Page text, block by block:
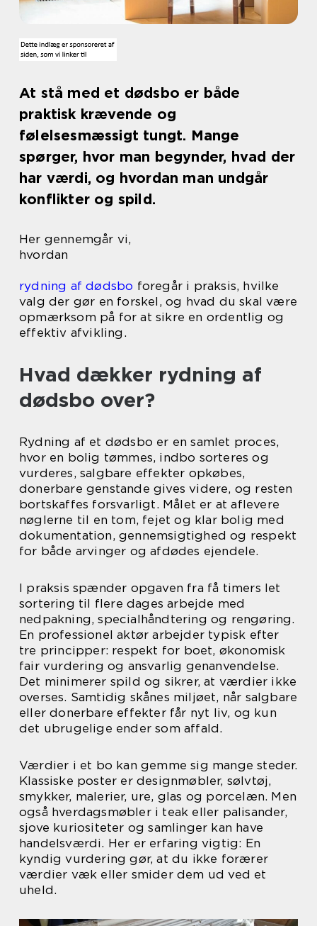
At stå med et dødsbo er både
praktisk krævende og
følelsesmæssigt tungt. Mange
spørger, hvor man begynder, hvad der
har værdi, og hvordan man undgår
konflikter og spild.
Her gennemgår vi,
hvordan
rydning af dødsbo foregår i praksis, hvilke
valg der gør en forskel, og hvad du skal være
opmærksom på for at sikre en ordentlig og
effektiv afvikling.
Hvad dækker rydning af
dødsbo over?
Rydning af et dødsbo er en samlet proces,
hvor en bolig tømmes, indbo sorteres og
vurderes, salgbare effekter opkøbes,
donerbare genstande gives videre, og resten
bortskaffes forsvarligt. Målet er at aflevere
nøglerne til en tom, fejet og klar bolig med
dokumentation, gennemsigtighed og respekt
for både arvinger og afdødes ejendele.
I praksis spænder opgaven fra få timers let
sortering til flere dages arbejde med
nedpakning, specialhåndtering og rengøring.
En professionel aktør arbejder typisk efter
tre principper: respekt for boet, økonomisk
fair vurdering og ansvarlig genanvendelse.
Det minimerer spild og sikrer, at værdier ikke
overses. Samtidig skånes miljøet, når salgbare
eller donerbare effekter får nyt liv, og kun
det ubrugelige ender som affald.
Værdier i et bo kan gemme sig mange steder.
Klassiske poster er designmøbler, sølvtøj,
smykker, malerier, ure, glas og porcelæn. Men
også hverdagsmøbler i teak eller palisander,
sjove kuriositeter og samlinger kan have
handelsværdi. Her er erfaring vigtig: En
kyndig vurdering gør, at du ikke forærer
værdier væk eller smider dem ud ved et
uheld.